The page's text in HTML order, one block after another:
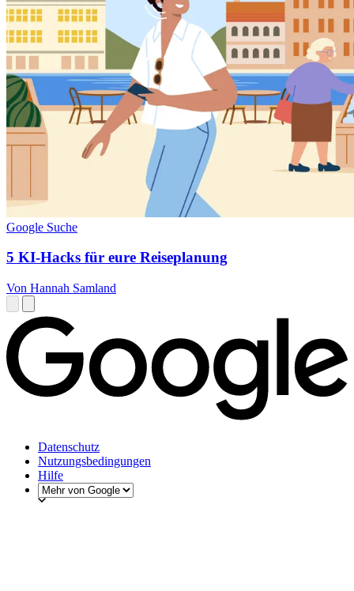
Google Suche
5 KI-Hacks für eure Reiseplanung
Von Hannah Samland
Datenschutz
Nutzungsbedingungen
Hilfe